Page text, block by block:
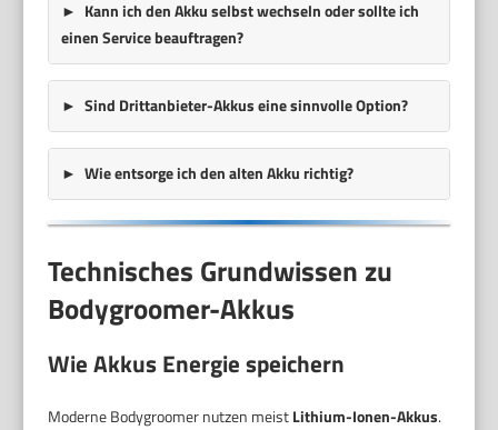
Kann ich den Akku selbst wechseln oder sollte ich
einen Service beauftragen?
Sind Drittanbieter-Akkus eine sinnvolle Option?
Wie entsorge ich den alten Akku richtig?
Technisches Grundwissen zu
Bodygroomer-Akkus
Wie Akkus Energie speichern
Moderne Bodygroomer nutzen meistLithium-Ionen-Akkus.